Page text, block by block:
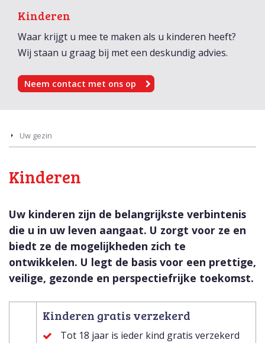
Kinderen
Waar krijgt u mee te maken als u kinderen heeft?
Wij staan u graag bij met een deskundig advies.
Neem contact met ons op
Uw gezin
Kinderen
Uw kinderen zijn de belangrijkste verbintenis
die u in uw leven aangaat. U zorgt voor ze en
biedt ze de mogelijkheden zich te
ontwikkelen. U legt de basis voor een prettige,
veilige, gezonde en perspectiefrijke toekomst.
Kinderen gratis verzekerd
Tot 18 jaar is ieder kind gratis verzekerd